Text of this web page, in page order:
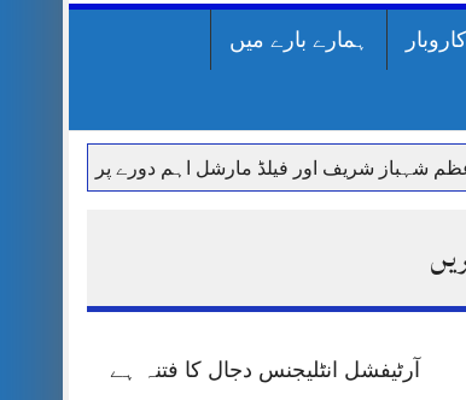
کاروبار ہمارے بارے میں
شریف اور فیلڈ مارشل اہم دورے پر سعودی عرب
آرٹیفشل انٹلیجنس دجال کا فتنہ ہے